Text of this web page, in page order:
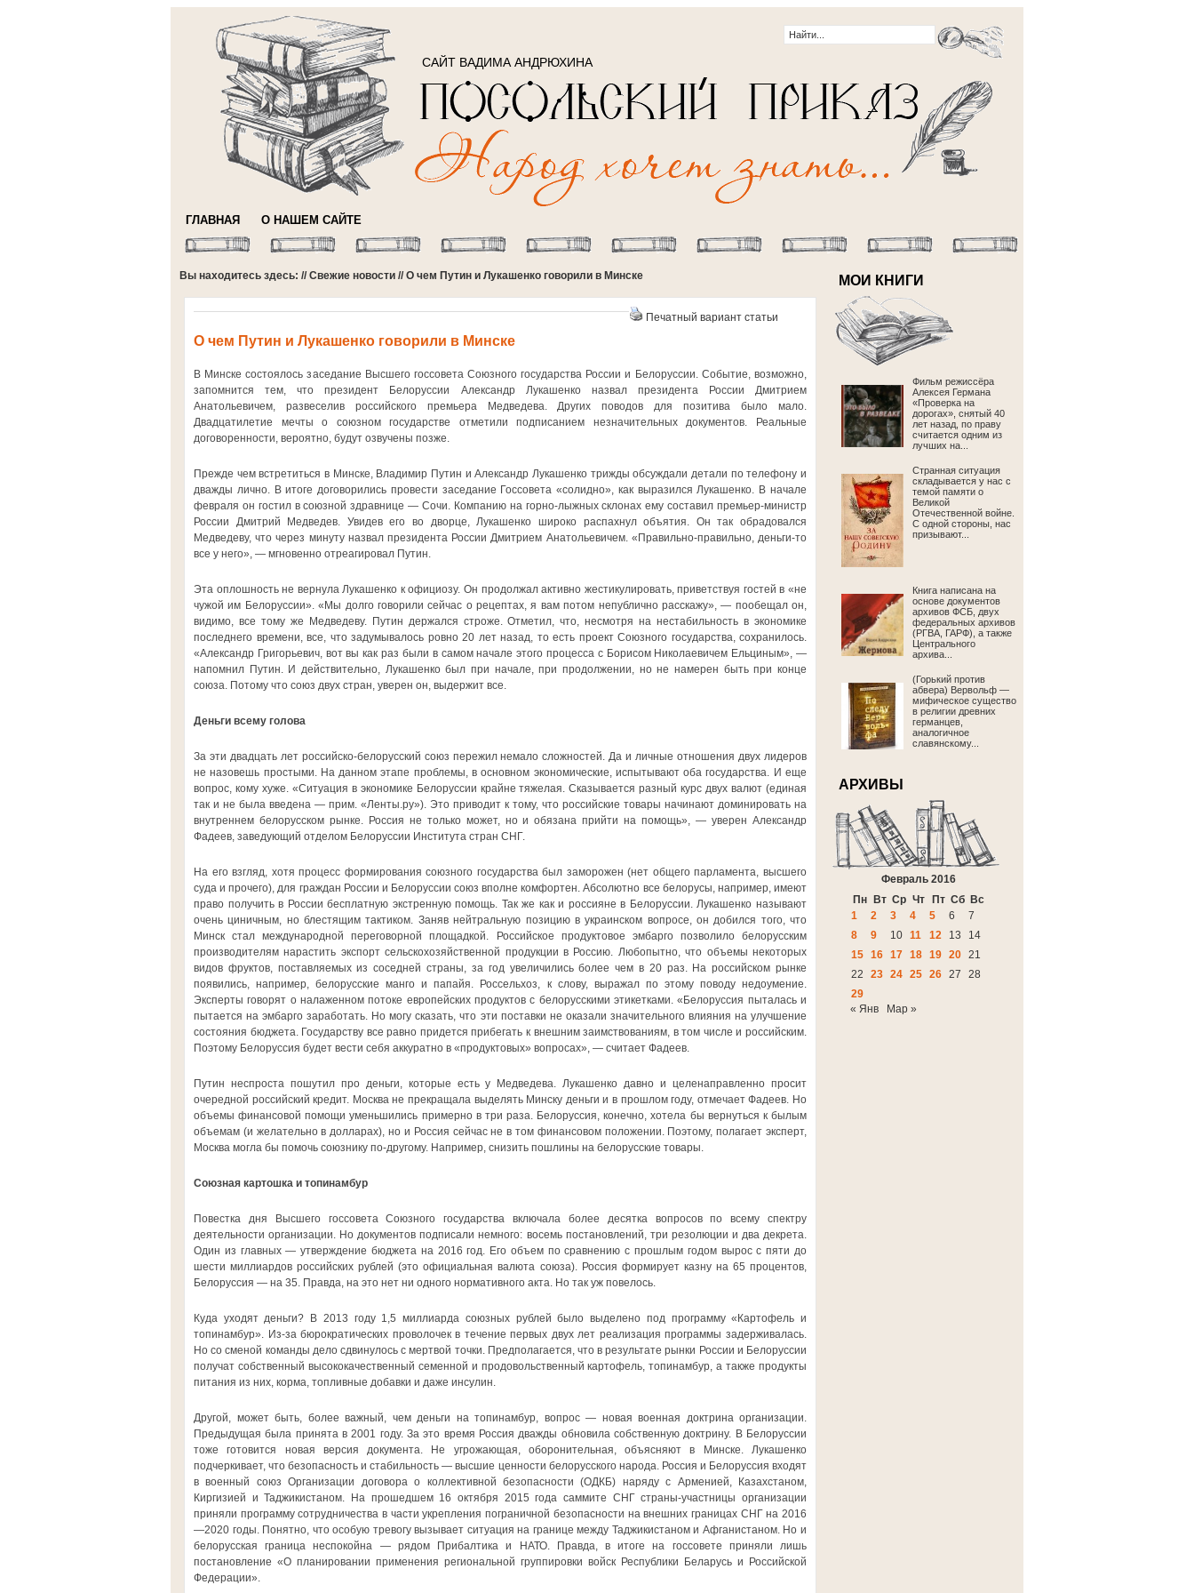
САЙТ ВАДИМА АНДРЮХИНА
ГЛАВНАЯ О НАШЕМ САЙТЕ
Вы находитесь здесь: //Свежие новости // О чем Путин и Лукашенко говорили в Минске
Печатный вариант статьи
О чем Путин и Лукашенко говорили в Минске
В Минске состоялось заседание Высшего госсовета Союзного государства России и Белоруссии. Событие, возможно,
запомнится тем, что президент Белоруссии Александр Лукашенко назвал президента России Дмитрием
Анатольевичем, развеселив российского премьера Медведева. Других поводов для позитива было мало.
Двадцатилетие мечты о союзном государстве отметили подписанием незначительных документов. Реальные
договоренности, вероятно, будут озвучены позже.
Прежде чем встретиться в Минске, Владимир Путин и Александр Лукашенко трижды обсуждали детали по телефону и
дважды лично. В итоге договорились провести заседание Госсовета «солидно», как выразился Лукашенко. В начале
февраля он гостил в союзной здравнице — Сочи. Компанию на горно-лыжных склонах ему составил премьер-министр
России Дмитрий Медведев. Увидев его во дворце, Лукашенко широко распахнул объятия. Он так обрадовался
Медведеву, что через минуту назвал президента России Дмитрием Анатольевичем. «Правильно-правильно, деньги-то
все у него», — мгновенно отреагировал Путин.
Эта оплошность не вернула Лукашенко к официозу. Он продолжал активно жестикулировать, приветствуя гостей в «не
чужой им Белоруссии». «Мы долго говорили сейчас о рецептах, я вам потом непублично расскажу», — пообещал он,
видимо, все тому же Медведеву. Путин держался строже. Отметил, что, несмотря на нестабильность в экономике
последнего времени, все, что задумывалось ровно 20 лет назад, то есть проект Союзного государства, сохранилось.
«Александр Григорьевич, вот вы как раз были в самом начале этого процесса с Борисом Николаевичем Ельциным», —
напомнил Путин. И действительно, Лукашенко был при начале, при продолжении, но не намерен быть при конце
союза. Потому что союз двух стран, уверен он, выдержит все.
Деньги всему голова
За эти двадцать лет российско-белорусский союз пережил немало сложностей. Да и личные отношения двух лидеров
не назовешь простыми. На данном этапе проблемы, в основном экономические, испытывают оба государства. И еще
вопрос, кому хуже. «Ситуация в экономике Белоруссии крайне тяжелая. Сказывается разный курс двух валют (единая
так и не была введена — прим. «Ленты.ру»). Это приводит к тому, что российские товары начинают доминировать на
внутреннем белорусском рынке. Россия не только может, но и обязана прийти на помощь», — уверен Александр
Фадеев, заведующий отделом Белоруссии Института стран СНГ.
На его взгляд, хотя процесс формирования союзного государства был заморожен (нет общего парламента, высшего
суда и прочего), для граждан России и Белоруссии союз вполне комфортен. Абсолютно все белорусы, например, имеют
право получить в России бесплатную экстренную помощь. Так же как и россияне в Белоруссии. Лукашенко называют
очень циничным, но блестящим тактиком. Заняв нейтральную позицию в украинском вопросе, он добился того, что
Минск стал международной переговорной площадкой. Российское продуктовое эмбарго позволило белорусским
производителям нарастить экспорт сельскохозяйственной продукции в Россию. Любопытно, что объемы некоторых
видов фруктов, поставляемых из соседней страны, за год увеличились более чем в 20 раз. На российском рынке
появились, например, белорусские манго и папайя. Россельхоз, к слову, выражал по этому поводу недоумение.
Эксперты говорят о налаженном потоке европейских продуктов с белорусскими этикетками. «Белоруссия пыталась и
пытается на эмбарго заработать. Но могу сказать, что эти поставки не оказали значительного влияния на улучшение
состояния бюджета. Государству все равно придется прибегать к внешним заимствованиям, в том числе и российским.
Поэтому Белоруссия будет вести себя аккуратно в «продуктовых» вопросах», — считает Фадеев.
Путин неспроста пошутил про деньги, которые есть у Медведева. Лукашенко давно и целенаправленно просит
очередной российский кредит. Москва не прекращала выделять Минску деньги и в прошлом году, отмечает Фадеев. Но
объемы финансовой помощи уменьшились примерно в три раза. Белоруссия, конечно, хотела бы вернуться к былым
объемам (и желательно в долларах), но и Россия сейчас не в том финансовом положении. Поэтому, полагает эксперт,
Москва могла бы помочь союзнику по-другому. Например, снизить пошлины на белорусские товары.
Союзная картошка и топинамбур
Повестка дня Высшего госсовета Союзного государства включала более десятка вопросов по всему спектру
деятельности организации. Но документов подписали немного: восемь постановлений, три резолюции и два декрета.
Один из главных — утверждение бюджета на 2016 год. Его объем по сравнению с прошлым годом вырос с пяти до
шести миллиардов российских рублей (это официальная валюта союза). Россия формирует казну на 65 процентов,
Белоруссия — на 35. Правда, на это нет ни одного нормативного акта. Но так уж повелось.
Куда уходят деньги? В 2013 году 1,5 миллиарда союзных рублей было выделено под программу «Картофель и
топинамбур». Из-за бюрократических проволочек в течение первых двух лет реализация программы задерживалась.
Но со сменой команды дело сдвинулось с мертвой точки. Предполагается, что в результате рынки России и Белоруссии
получат собственный высококачественный семенной и продовольственный картофель, топинамбур, а также продукты
питания из них, корма, топливные добавки и даже инсулин.
Другой, может быть, более важный, чем деньги на топинамбур, вопрос — новая военная доктрина организации.
Предыдущая была принята в 2001 году. За это время Россия дважды обновила собственную доктрину. В Белоруссии
тоже готовится новая версия документа. Не угрожающая, оборонительная, объясняют в Минске. Лукашенко
подчеркивает, что безопасность и стабильность — высшие ценности белорусского народа. Россия и Белоруссия входят
в военный союз Организации договора о коллективной безопасности (ОДКБ) наряду с Арменией, Казахстаном,
Киргизией и Таджикистаном. На прошедшем 16 октября 2015 года саммите СНГ страны-участницы организации
приняли программу сотрудничества в части укрепления пограничной безопасности на внешних границах СНГ на 2016
—2020 годы. Понятно, что особую тревогу вызывает ситуация на границе между Таджикистаном и Афганистаном. Но и
белорусская граница неспокойна — рядом Прибалтика и НАТО. Правда, в итоге на госсовете приняли лишь
постановление «О планировании применения региональной группировки войск Республики Беларусь и Российской
Федерации».
МОИ КНИГИ
Фильм режиссёра
Алексея Германа
«Проверка на
дорогах», снятый 40
лет назад, по праву
считается одним из
лучших на...
Странная ситуация
складывается у нас с
темой памяти о
Великой
Отечественной войне.
С одной стороны, нас
призывают...
Книга написана на
основе документов
архивов ФСБ, двух
федеральных архивов
(РГВА, ГАРФ), а также
Центрального
архива...
(Горький против
абвера) Вервольф —
мифическое существо
в религии древних
германцев,
аналогичное
славянскому...
АРХИВЫ
Февраль 2016
Пн
Вт Ср Чт Пт Сб Вс
1
2 3 4 5 6
7
8
9 10 11 12 13
14
15 16 17 18 19 20 21
22
23 24 25 26 27
28
29
« Янв
Мар »